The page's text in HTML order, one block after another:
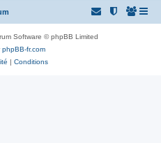
Software © phpBB Limited
phpBB-fr.com
| Conditions